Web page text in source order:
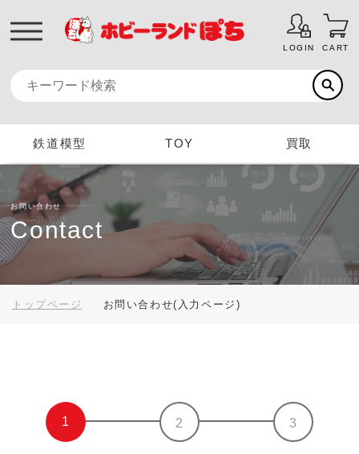
LOGIN CART
鉄道模型 TOY 買取
お問い合わせ
Contact
トップページ お問い合わせ(入力ページ)